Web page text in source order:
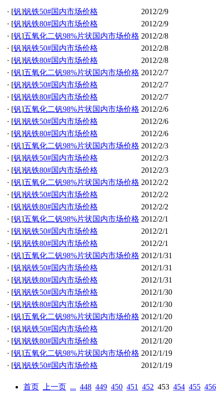
· [钒]钒铁50#国内市场价格
2012/2/9
· [钒]钒铁80#国内市场价格
2012/2/9
· [钒]五氧化二钒98%片状国内市场价格 2012/2/8
· [钒]钒铁50#国内市场价格
2012/2/8
· [钒]钒铁80#国内市场价格
2012/2/8
· [钒]五氧化二钒98%片状国内市场价格 2012/2/7
· [钒]钒铁50#国内市场价格
2012/2/7
· [钒]钒铁80#国内市场价格
2012/2/7
· [钒]五氧化二钒98%片状国内市场价格 2012/2/6
· [钒]钒铁50#国内市场价格
2012/2/6
· [钒]钒铁80#国内市场价格
2012/2/6
· [钒]五氧化二钒98%片状国内市场价格 2012/2/3
· [钒]钒铁50#国内市场价格
2012/2/3
· [钒]钒铁80#国内市场价格
2012/2/3
· [钒]五氧化二钒98%片状国内市场价格 2012/2/2
· [钒]钒铁50#国内市场价格
2012/2/2
· [钒]钒铁80#国内市场价格
2012/2/2
· [钒]五氧化二钒98%片状国内市场价格 2012/2/1
· [钒]钒铁50#国内市场价格
2012/2/1
· [钒]钒铁80#国内市场价格
2012/2/1
· [钒]五氧化二钒98%片状国内市场价格 2012/1/31
· [钒]钒铁50#国内市场价格
2012/1/31
· [钒]钒铁80#国内市场价格
2012/1/31
· [钒]钒铁50#国内市场价格
2012/1/30
· [钒]钒铁80#国内市场价格
2012/1/30
· [钒]五氧化二钒98%片状国内市场价格 2012/1/20
· [钒]钒铁50#国内市场价格
2012/1/20
· [钒]钒铁80#国内市场价格
2012/1/20
· [钒]五氧化二钒98%片状国内市场价格 2012/1/19
· [钒]钒铁50#国内市场价格 2012/1/19
首页 上一页 ... 448 449 450 451 452 453 454 455 456